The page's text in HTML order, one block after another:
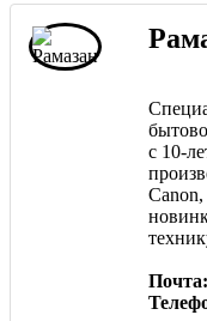
с 10-
Почта: